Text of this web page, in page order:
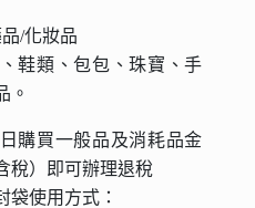
/化妝品
鞋類、包包、珠寶、手
。
購買一般品及消耗品金
稅）即可辦理退稅
袋使用方式：